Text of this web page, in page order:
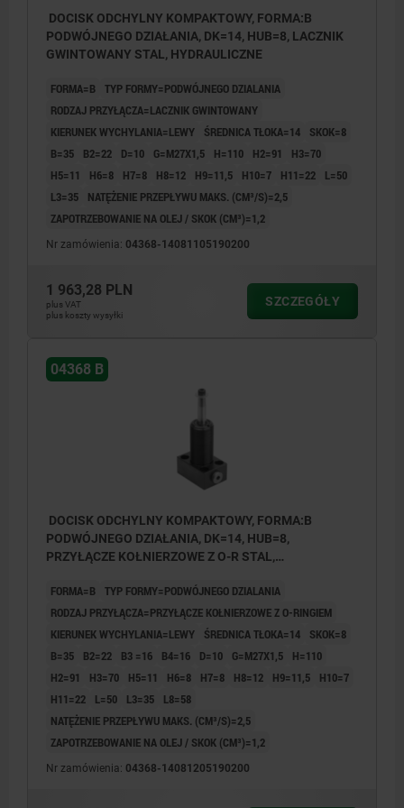
DOCISK ODCHYLNY KOMPAKTOWY, FORMA:B
PODWÓJNEGO DZIAŁANIA, DK=14, HUB=8, LACZNIK
GWINTOWANY STAL, HYDRAULICZNE
FORMA=B TYP FORMY=PODWÓJNEGO DZIALANIA
RODZAJ PRZYŁĄCZA=LACZNIK GWINTOWANY
KIERUNEK WYCHYLANIA=LEWY
ŚREDNICA TŁOKA=14
SKOK=8
B=35
B2=22 D=10 G=M27X1,5 H=110 H2=91
H3=70
H5=11
H6=8 H7=8 H8=12 H9=11,5 H10=7 H11=22
L=50
L3=35
NATĘŻENIE PRZEPŁYWU MAKS. (CM³/S)=2,5
ZAPOTRZEBOWANIE NA OLEJ / SKOK (CM³)=1,2
Nr zamówienia: 04368-14081105190200
1 963,28 PLN
plus VAT
plus koszty wysyłki
SZCZEGÓŁY
04368 B
DOCISK ODCHYLNY KOMPAKTOWY, FORMA:B
PODWÓJNEGO DZIAŁANIA, DK=14, HUB=8,
PRZYŁĄCZE KOŁNIERZOWE Z O-R STAL,
FORMA=B TYP FORMY=PODWÓJNEGO DZIALANIA
RODZAJ PRZYŁĄCZA=PRZYŁĄCZE KOŁNIERZOWE Z O-RINGIEM
KIERUNEK WYCHYLANIA=LEWY
ŚREDNICA TŁOKA=14
SKOK=8
B=35
B2=22 B3 =16 B4=16 D=10 G=M27X1,5
H=110
H2=91
H3=70 H5=11 H6=8 H7=8 H8=12 H9=11,5
H10=7
H11=22
L=50 L3=35
L8=58
NATĘŻENIE PRZEPŁYWU MAKS. (CM³/S)=2,5
ZAPOTRZEBOWANIE NA OLEJ / SKOK (CM³)=1,2
Nr zamówienia: 04368-14081205190200